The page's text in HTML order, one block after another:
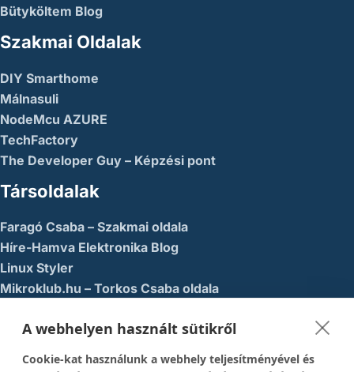
Bütyköltem Blog
Szakmai Oldalak
DIY Smarthome
Málnasuli
NodeMcu AZURE
TechFactory
The Developer Guy – Képzési pont
Társoldalak
Faragó Csaba – Szakmai oldala
Híre-Hamva Elektronika Blog
Linux Styler
Mikroklub.hu – Torkos Csaba oldala
Közösségi Média
A webhelyen használt sütikről
Cookie-kat használunk a webhely teljesítményével és